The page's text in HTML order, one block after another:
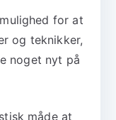
for at
og teknikker,
noget nyt på
måde at